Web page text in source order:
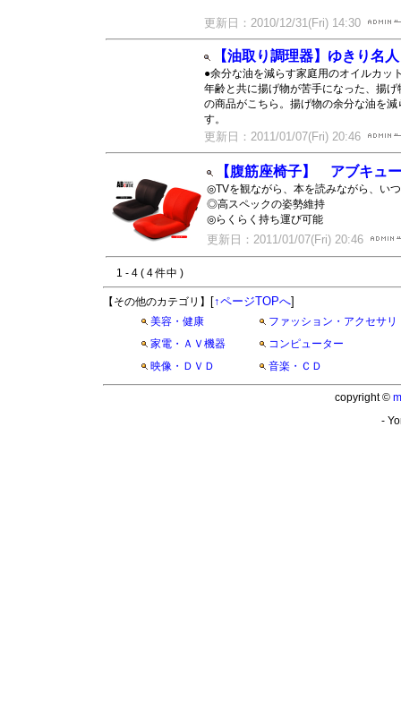
更新日：2010/12/31(Fri) 14:30
【油取り調理器】ゆきり名人
●余分な油を減らす家庭用のオイルカッ
年齢と共に揚げ物が苦手になった、揚
の商品がこちら。揚げ物の余分な油を
す。
更新日：2011/01/07(Fri) 20:46
【腹筋座椅子】 アブキュ
◎TVを観ながら、本を読みながら、い
◎高スペックの姿勢維持
◎らくらく持ち運び可能
更新日：2011/01/07(Fri) 20:46
1 - 4 ( 4 件中 )
【その他のカテゴリ】 [↑ページTOPへ]
美容・健康
ファッション・アクセサリ
家電・ＡＶ機器
コンピューター
映像・ＤＶＤ
音楽・ＣＤ
copyright ©
-